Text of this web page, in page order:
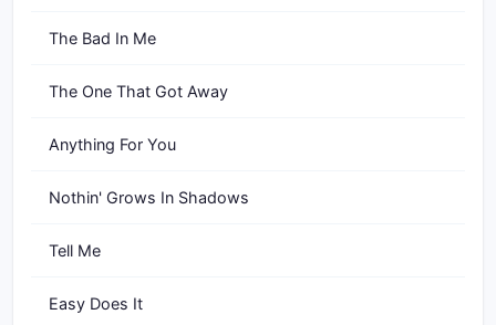
The Bad In Me
The One That Got Away
Anything For You
Nothin' Grows In Shadows
Tell Me
Easy Does It